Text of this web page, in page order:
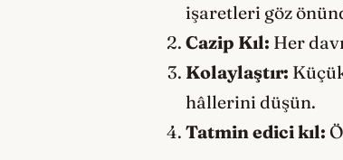
işaretleri göz
Cazip Kıl: Her
Kolaylaştır:
hâllerini düşün.
Tatmin edici kıl: